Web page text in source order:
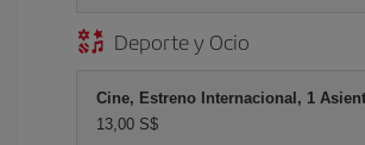
Deporte y Ocio
Cine, Estreno Internacional, 1
13,00 S$